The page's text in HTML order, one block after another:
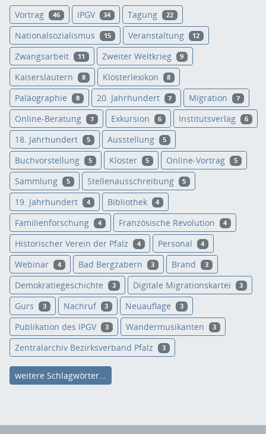
Vortrag 46 IPGV 34 Tagung 22
Nationalsozialismus 15 Veranstaltung 12
Zwangsarbeit 11 Zweiter Weltkrieg 9
Kaiserslautern 8 Klosterlexikon 8
Paläographie 8 20. Jahrhundert 7 Migration 7
Online-Beratung 7 Exkursion 6 Institutsverlag 6
18. Jahrhundert 5 Ausstellung 5
Buchvorstellung 5 Kloster 5 Online-Vortrag 5
Sammlung 5 Stellenausschreibung 5
19. Jahrhundert 4 Bibliothek 4
Familienforschung 4 Französische Revolution 4
Historischer Verein der Pfalz 4 Personal 4
Webinar 4 Bad Bergzabern 3 Brand 3
Demokratiegeschichte 3 Digitale Migrationskartei 3
Gurs 3 Nachruf 3 Neuauflage 3
Publikation des IPGV 3 Wandermusikanten 3
Zentralarchiv Bezirksverband Pfalz 3
weitere Schlagwörter...